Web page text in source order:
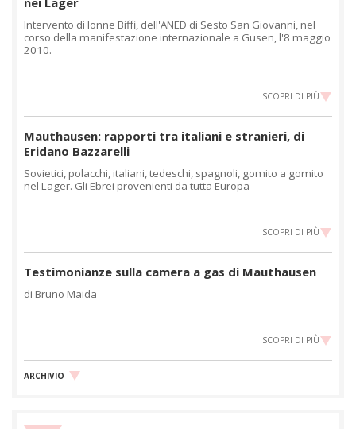
Intervento di Ionne Biffi, dell'ANED di Sesto San Giovanni, nel
corso della manifestazione internazionale a Gusen, l'8 maggio
2010.
SCOPRI DI PIÙ
Mauthausen: rapporti tra italiani e stranieri, di
Eridano Bazzarelli
Sovietici, polacchi, italiani, tedeschi, spagnoli, gomito a gomito
nel Lager. Gli Ebrei provenienti da tutta Europa
SCOPRI DI PIÙ
Testimonianze sulla camera a gas di Mauthausen
di Bruno Maida
SCOPRI DI PIÙ
ARCHIVIO